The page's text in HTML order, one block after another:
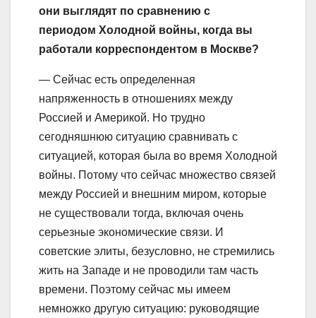
они выглядят по сравнению с
периодом Холодной войны, когда вы
работали корреспондентом в Москве?
— Сейчас есть определенная
напряженность в отношениях между
Россией и Америкой. Но трудно
сегодняшнюю ситуацию сравнивать с
ситуацией, которая была во время Холодной
войны. Потому что сейчас множество связей
между Россией и внешним миром, которые
не существовали тогда, включая очень
серьезные экономические связи. И
советские элиты, безусловно, не стремились
жить на Западе и не проводили там часть
времени. Поэтому сейчас мы имеем
немножко другую ситуацию: руководящие